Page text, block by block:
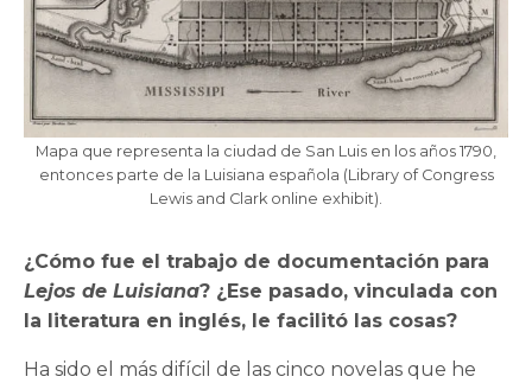
Mapa que representa la ciudad de San Luis en los años 1790,
entonces parte de la Luisiana española (Library of Congress
Lewis and Clark online exhibit).
¿Cómo fue el trabajo de documentación para
Lejos de Luisiana? ¿Ese pasado, vinculada con
la literatura en inglés, le facilitó las cosas?
Ha sido el más difícil de las cinco novelas que he